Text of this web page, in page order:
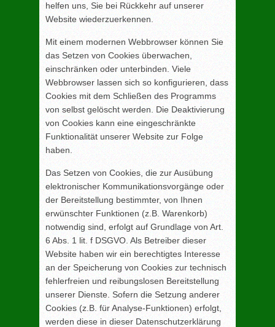
helfen uns, Sie bei Rückkehr auf unserer
Website wiederzuerkennen.
Mit einem modernen Webbrowser können Sie
das Setzen von Cookies überwachen,
einschränken oder unterbinden. Viele
Webbrowser lassen sich so konfigurieren, dass
Cookies mit dem Schließen des Programms
von selbst gelöscht werden. Die Deaktivierung
von Cookies kann eine eingeschränkte
Funktionalität unserer Website zur Folge
haben.
Das Setzen von Cookies, die zur Ausübung
elektronischer Kommunikationsvorgänge oder
der Bereitstellung bestimmter, von Ihnen
erwünschter Funktionen (z.B. Warenkorb)
notwendig sind, erfolgt auf Grundlage von Art.
6 Abs. 1 lit. f DSGVO. Als Betreiber dieser
Website haben wir ein berechtigtes Interesse
an der Speicherung von Cookies zur technisch
fehlerfreien und reibungslosen Bereitstellung
unserer Dienste. Sofern die Setzung anderer
Cookies (z.B. für Analyse-Funktionen) erfolgt,
werden diese in dieser Datenschutzerklärung